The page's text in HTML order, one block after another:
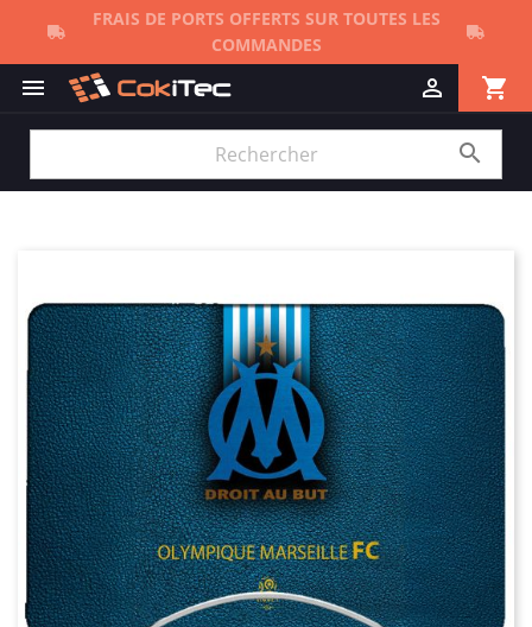
FRAIS DE PORTS OFFERTS SUR TOUTES LES
COMMANDES
 shopping_cart

